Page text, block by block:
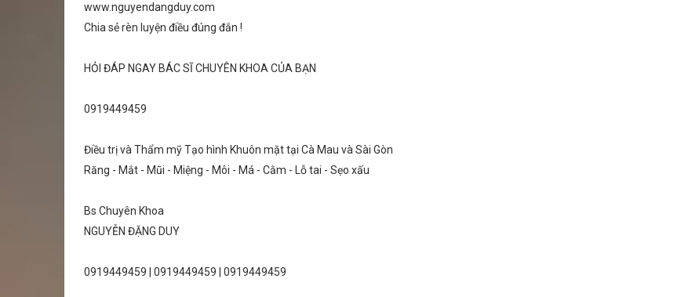
www.nguyendangduy.com
Chia sẻ rèn luyện điều đúng đắn !
HỎI ĐÁP NGAY BÁC SĨ CHUYÊN KHOA CỦA BẠN
0919449459
Điều trị và Thẩm mỹ Tạo hình Khuôn mặt tại Cà Mau và Sài Gòn
Răng - Mắt - Mũi - Miệng - Môi - Má - Cằm - Lỗ tai - Sẹo xấu
Bs Chuyên Khoa
NGUYỄN ĐẶNG DUY
0919449459 | 0919449459 | 0919449459